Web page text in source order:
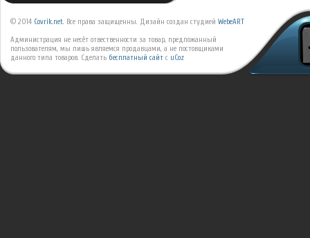
© 2014 Covrik.net. Все права защищенны. Дизайн создан студией WebeART
Администрация не несёт отвественности за товар, предложанный
пользователям, мы лишь являемся продавцами, а не постовщиками
данного типа товаров. Сделать бесплатный сайт с uCoz